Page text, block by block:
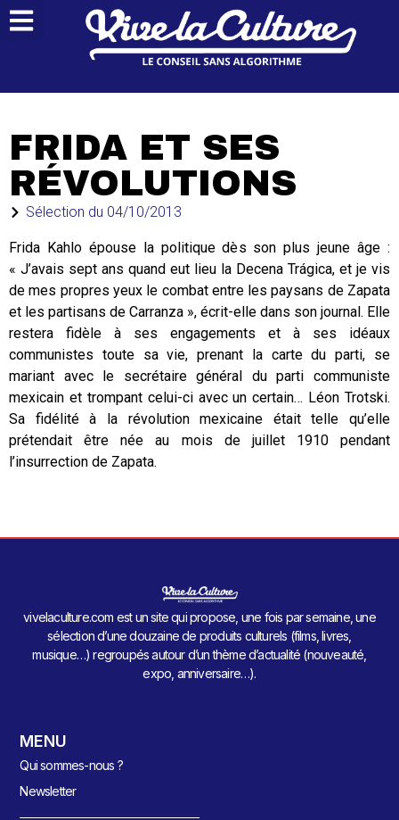
FRIDA ET SES
RÉVOLUTIONS
Sélection du 04/10/2013
Frida Kahlo épouse la politique dès son plus jeune âge :
« J’avais sept ans quand eut lieu la Decena Trágica, et je vis
de mes propres yeux le combat entre les paysans de Zapata
et les partisans de Carranza », écrit-elle dans son journal. Elle
restera fidèle à ses engagements et à ses idéaux
communistes toute sa vie, prenant la carte du parti, se
mariant avec le secrétaire général du parti communiste
mexicain et trompant celui-ci avec un certain… Léon Trotski.
Sa fidélité à la révolution mexicaine était telle qu’elle
prétendait être née au mois de juillet 1910 pendant
l’insurrection de Zapata.
vivelaculture.com est un site qui propose, une fois par semaine, une
sélection d’une douzaine de produits culturels (films, livres,
musique…) regroupés autour d’un thème d’actualité (nouveauté,
expo, anniversaire…).
MENU
Qui sommes-nous ?
Newsletter